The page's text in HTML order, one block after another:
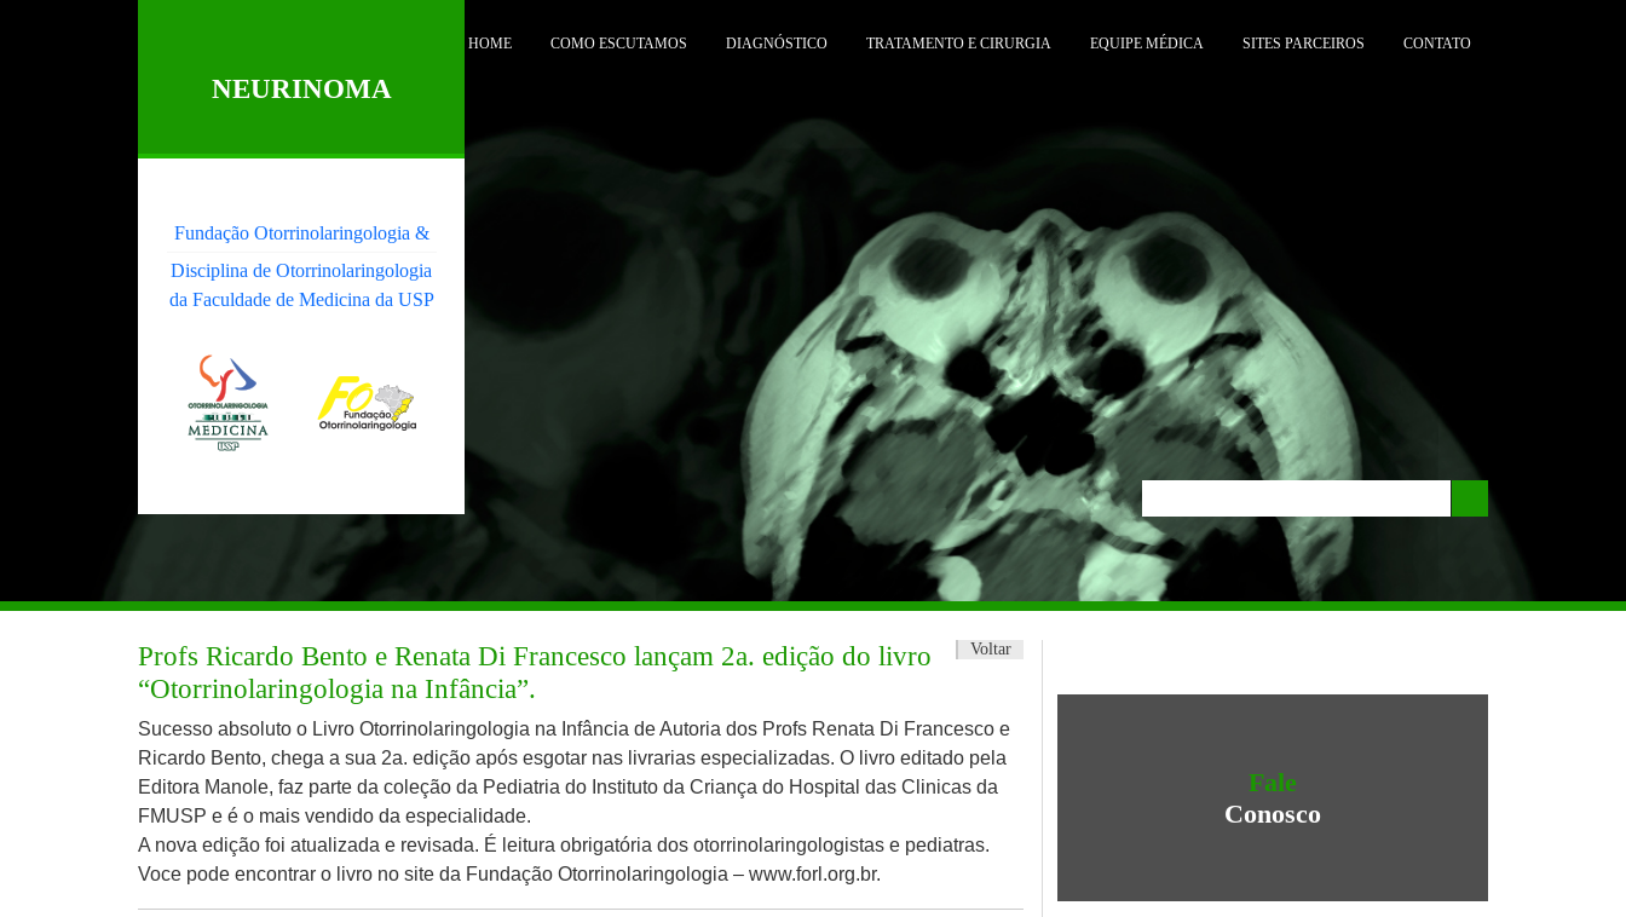
NEURINOMA
Fundação Otorrinolaringologia &
Disciplina de Otorrinolaringologia
da Faculdade de Medicina da USP
HOME COMO ESCUTAMOS DIAGNÓSTICO TRATAMENTO E CIRURGIA EQUIPE MÉDICA SITES PARCEIROS CONTATO
Voltar
Profs Ricardo Bento e Renata Di Francesco lançam 2a. edição do livro
“Otorrinolaringologia na Infância”.
Sucesso absoluto o Livro Otorrinolaringologia na Infância de Autoria dos Profs Renata Di Francesco e
Ricardo Bento, chega a sua 2a. edição após esgotar nas livrarias especializadas. O livro editado pela
Editora Manole, faz parte da coleção da Pediatria do Instituto da Criança do Hospital das Clinicas da
FMUSP e é o mais vendido da especialidade.
A nova edição foi atualizada e revisada. É leitura obrigatória dos otorrinolaringologistas e pediatras.
Voce pode encontrar o livro no site da Fundação Otorrinolaringologia – www.forl.org.br.
Fale
Conosco